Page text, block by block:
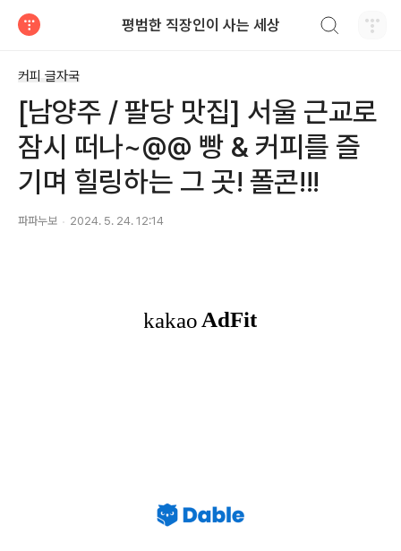
평범한 직장인이 사는 세상
커피 글자국
[남양주 / 팔당 맛집] 서울 근교로
잠시 떠나~@@ 빵 & 커피를 즐
기며 힐링하는 그 곳! 폴콘!!!
파파누보 2024. 5. 24. 12:14